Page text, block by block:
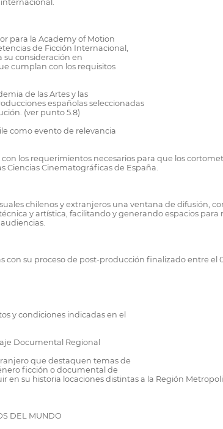
para la Academy of Motion
de Ficción Internacional,
su consideración en
cumplan con los requisitos
de las Artes y las
españolas seleccionadas
(ver punto 5.8)
como evento de relevancia
los requerimientos necesarios para que los
Ciencias Cinematográficas de España.
chilenos y extranjeros una ventana de difusión,
y artística, facilitando y generando espacios para
su proceso de post-producción finalizado entre el
y condiciones indicadas en el
Documental Regional
que destaquen temas de
ficción o documental de
su historia locaciones distintas a la Región
DEL MUNDO